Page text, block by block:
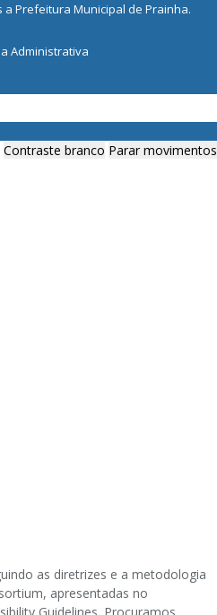
Prefeitura Municipal de Prainha.
Administrativa
Contraste branco Parar movimentos
as diretrizes e a metodologia
apresentadas no